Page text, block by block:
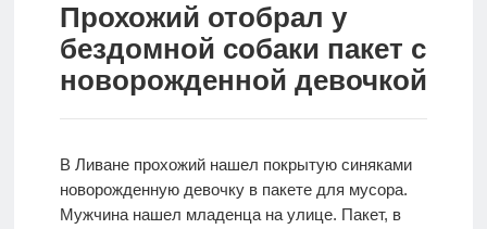
Версия для
слабовидящих
Прохожий отобрал у
бездомной собаки пакет с
новорожденной девочкой
В Ливане прохожий нашел покрытую синяками
новорожденную девочку в пакете для мусора.
Мужчина нашел младенца на улице. Пакет, в